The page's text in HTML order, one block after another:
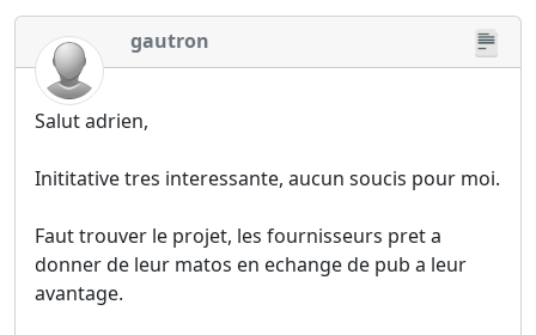
gautron
Salut adrien,
Inititative tres interessante, aucun soucis pour moi.
Faut trouver le projet, les fournisseurs pret a
donner de leur matos en echange de pub a leur
avantage.